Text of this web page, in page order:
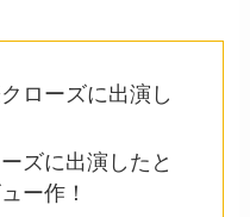
ローズに出演し
ズに出演したと
ー作！